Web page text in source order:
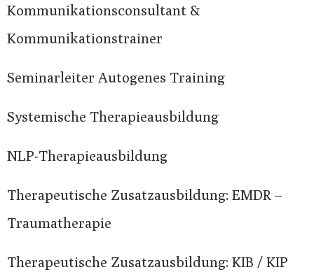
Kommunikationsconsultant &
Kommunikationstrainer
Seminarleiter Autogenes Training
Systemische Therapieausbildung
NLP-Therapieausbildung
Therapeutische Zusatzausbildung: EMDR –
Traumatherapie
Therapeutische Zusatzausbildung: KIB / KIP